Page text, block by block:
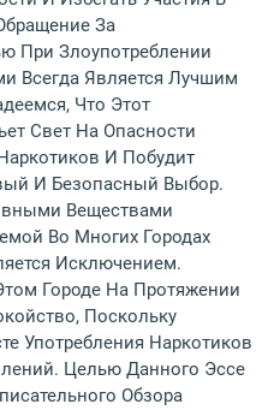
За
При Злоупотреблении
Всегда Является Лучшим
Что Этот
Свет На Опасности
И Побудит
И Безопасный Выбор.
Веществами
Во Многих Городах
Исключением.
Городе На Протяжении
Поскольку
Употребления Наркотиков
Целью Данного Эссе
Обзора